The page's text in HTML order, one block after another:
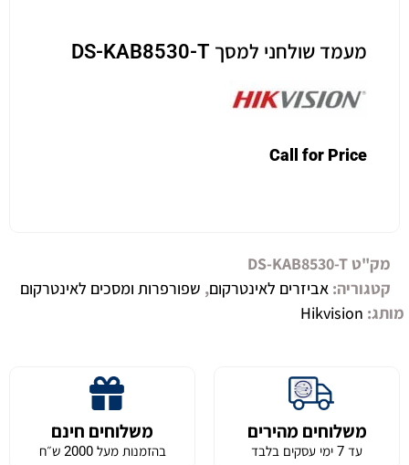
מעמד שולחני למסך DS-KAB8530-T
Call for Price
מק"ט DS-KAB8530-T
קטגוריה: אביזרים לאינטרקום, שפורפרות ומסכים לאינטרקום
מותג: Hikvision
משלוחים מהירים
עד 7 ימי עסקים בלבד
משלוחים חינם
בהזמנות מעל 2000 ש״ח